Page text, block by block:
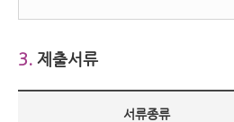
3. 제출서류
서류종류